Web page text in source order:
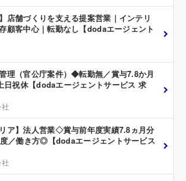
店舗づくりを支える提案営業｜インテリ
顧客中心｜転勤なし【dodaエージェント
理（官公庁案件）◆転勤無／賞与7.8か月
日祝休【dodaエージェントサービス 求
リア】法人営業◇賞与前年度実績7.8ヵ月分
／働き方◎【dodaエージェントサービス